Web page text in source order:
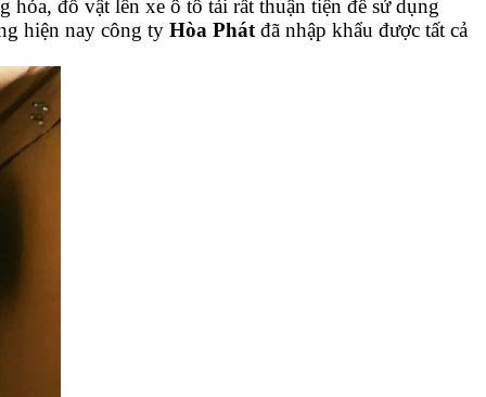
đồ vật lên xe ô tô tải rất thuận tiện để sử dụng
hiện nay công ty Hòa Phát đã nhập khẩu được tất cả